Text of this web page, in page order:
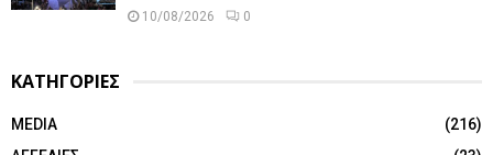
10/08/2026 0
ΚΑΤΗΓΟΡΙΕΣ
MEDIA
(216)